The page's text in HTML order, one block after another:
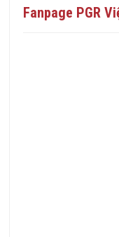
Fanpage PGR